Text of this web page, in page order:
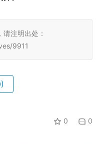
注明出处：
9911
0 0